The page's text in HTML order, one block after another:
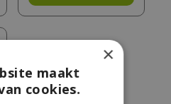
×
maakt
cookies.